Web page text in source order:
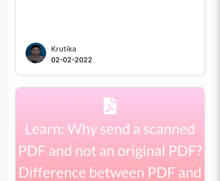
Krutika
02-02-2022